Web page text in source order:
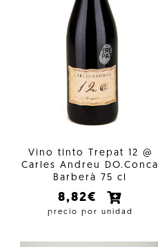
Vino tinto Trepat 12 @
Carles Andreu DO.Conca
Barberà 75 cl
8,82€
precio por unidad